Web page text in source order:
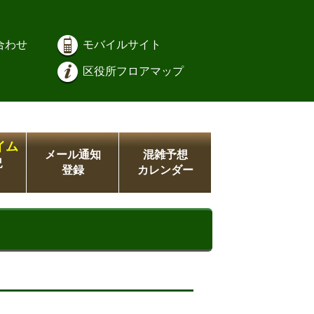
わせ モバイルサイト
区役所フロアマップ
ム
メール通知
登録
混雑予想
カレンダー